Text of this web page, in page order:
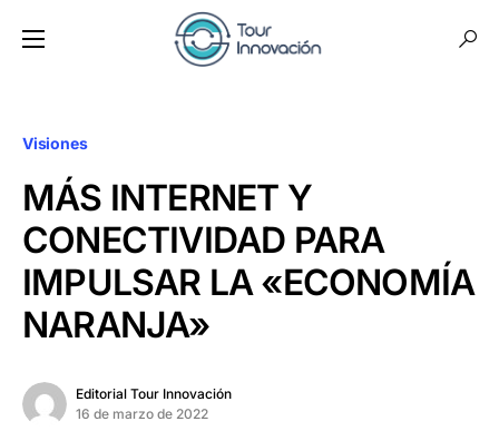
Visiones
MÁS INTERNET Y
CONECTIVIDAD PARA
IMPULSAR LA «ECONOMÍA
NARANJA»
Editorial Tour Innovación
16 de marzo de 2022